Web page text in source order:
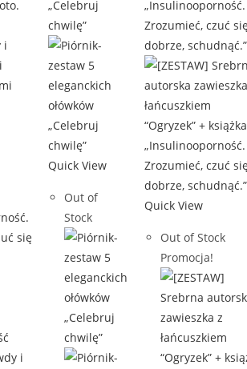
Quick View
Out of
Stock
Quick View
Out of Stock
Promocja!